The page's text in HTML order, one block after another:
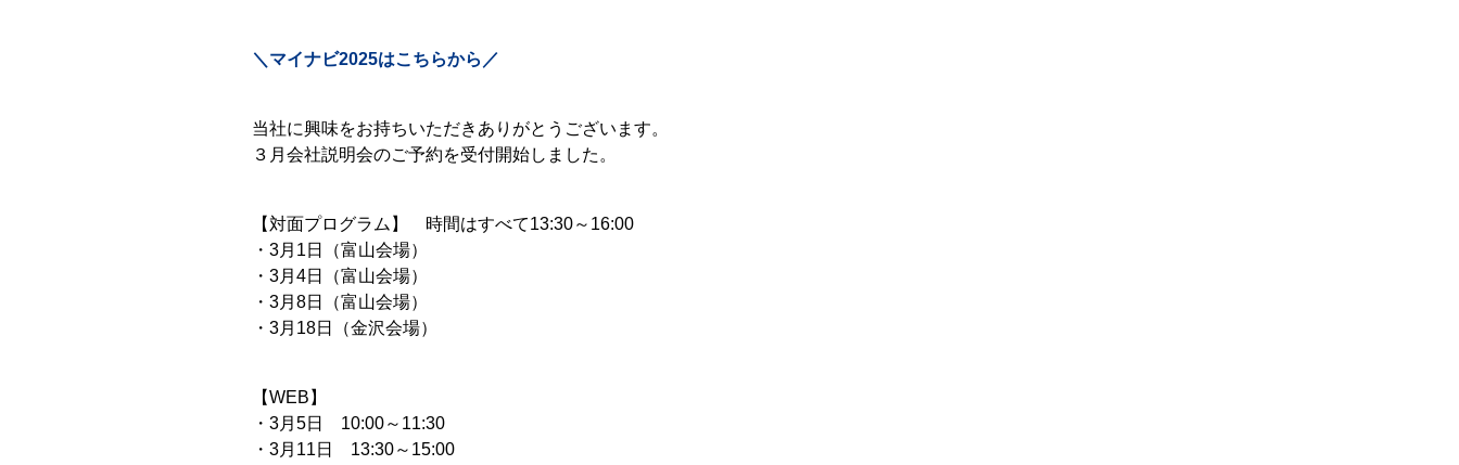
＼マイナビ2025はこちらから／
当社に興味をお持ちいただきありがとうございます。
３月会社説明会のご予約を受付開始しました。
【対面プログラム】 時間はすべて13:30～16:00
・3月1日（富山会場）
・3月4日（富山会場）
・3月8日（富山会場）
・3月18日（金沢会場）
【WEB】
・3月5日 10:00～11:30
・3月11日 13:30～15:00